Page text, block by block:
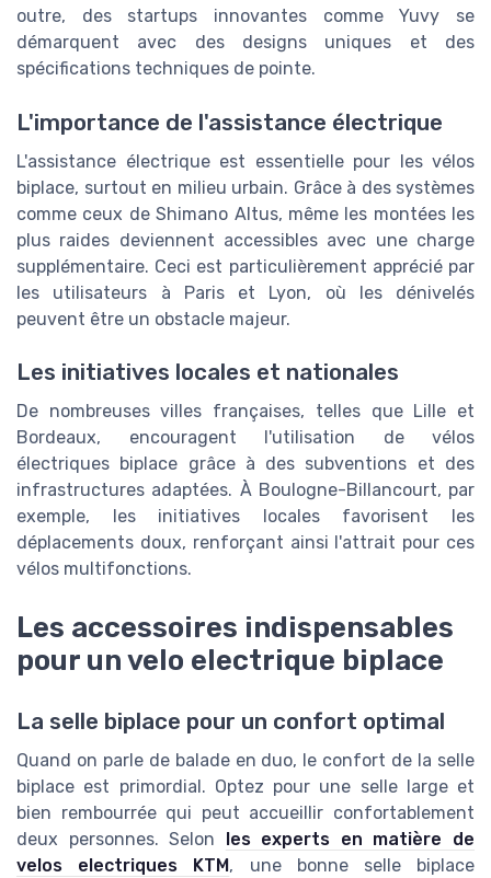
outre, des startups innovantes comme Yuvy se
démarquent avec des designs uniques et des
spécifications techniques de pointe.
L'importance de l'assistance électrique
L'assistance électrique est essentielle pour les vélos
biplace, surtout en milieu urbain. Grâce à des systèmes
comme ceux de Shimano Altus, même les montées les
plus raides deviennent accessibles avec une charge
supplémentaire. Ceci est particulièrement apprécié par
les utilisateurs à Paris et Lyon, où les dénivelés
peuvent être un obstacle majeur.
Les initiatives locales et nationales
De nombreuses villes françaises, telles que Lille et
Bordeaux, encouragent l'utilisation de vélos
électriques biplace grâce à des subventions et des
infrastructures adaptées. À Boulogne-Billancourt, par
exemple, les initiatives locales favorisent les
déplacements doux, renforçant ainsi l'attrait pour ces
vélos multifonctions.
Les accessoires indispensables
pour un velo electrique biplace
La selle biplace pour un confort optimal
Quand on parle de balade en duo, le confort de la selle
biplace est primordial. Optez pour une selle large et
bien rembourrée qui peut accueillir confortablement
deux personnes. Selon
les experts en matière de
velos electriques KTM , une bonne selle biplace